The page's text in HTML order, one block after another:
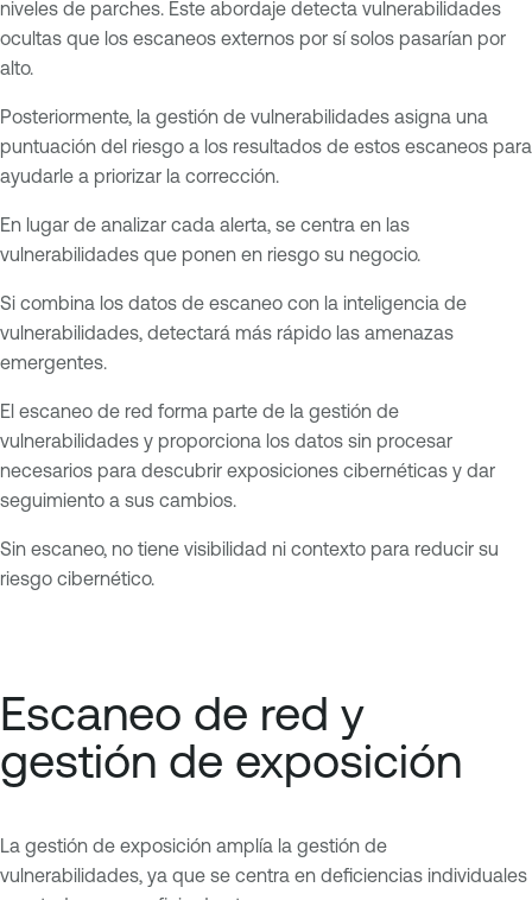
niveles de parches. Este abordaje detecta vulnerabilidades
ocultas que los escaneos externos por sí solos pasarían por
alto.
Posteriormente, la gestión de vulnerabilidades asigna una
puntuación del riesgo a los resultados de estos escaneos para
ayudarle a priorizar la corrección.
En lugar de analizar cada alerta, se centra en las
vulnerabilidades que ponen en riesgo su negocio.
Si combina los datos de escaneo con la inteligencia de
vulnerabilidades, detectará más rápido las amenazas
emergentes.
El escaneo de red forma parte de la gestión de
vulnerabilidades y proporciona los datos sin procesar
necesarios para descubrir exposiciones cibernéticas y dar
seguimiento a sus cambios.
Sin escaneo, no tiene visibilidad ni contexto para reducir su
riesgo cibernético.
Escaneo de red y
gestión de exposición
La gestión de exposición amplía la gestión de
vulnerabilidades, ya que se centra en deficiencias individuales